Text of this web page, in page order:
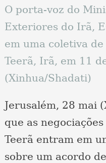
O porta-voz do
Exteriores do Irã,
em uma coletiva
Teerã, Irã, em 11
(Xinhua/Shadati)
Jerusalém, 28 mai
que as
Teerã entram em
sobre um acordo